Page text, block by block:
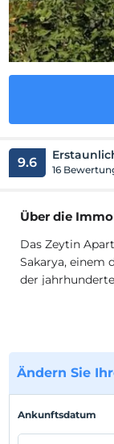
9.6 16
Über die
Das Zeytin
Sakarya, einem
der
vom zentralen
erfahrenen
Schwimmbäder
und
Lounge, ein
Pool.
Ändern Sie
Ankunftsdatum